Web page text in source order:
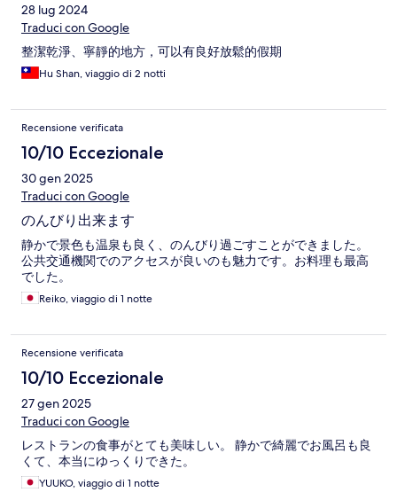
28 lug 2024
Traduci con Google
整潔乾淨、寧靜的地方，可以有良好放鬆的假期
Hu Shan, viaggio di 2 notti
Recensione verificata
10/10 Eccezionale
30 gen 2025
Traduci con Google
のんびり出来ます
静かで景色も温泉も良く、のんびり過ごすことができました。
公共交通機関でのアクセスが良いのも魅力です。お料理も最高
でした。
Reiko, viaggio di 1 notte
Recensione verificata
10/10 Eccezionale
27 gen 2025
Traduci con Google
レストランの食事がとても美味しい。 静かで綺麗でお風呂も良
くて、本当にゆっくりできた。
YUUKO, viaggio di 1 notte